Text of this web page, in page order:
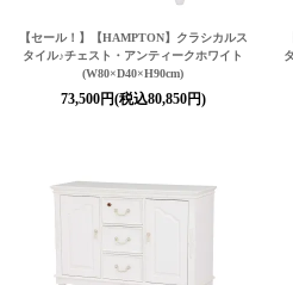
【セール！】【HAMPTON】クラシカルス
タイル♪チェスト・アンティークホワイト
(W80×D40×H90cm)
73,500円(税込80,850円)